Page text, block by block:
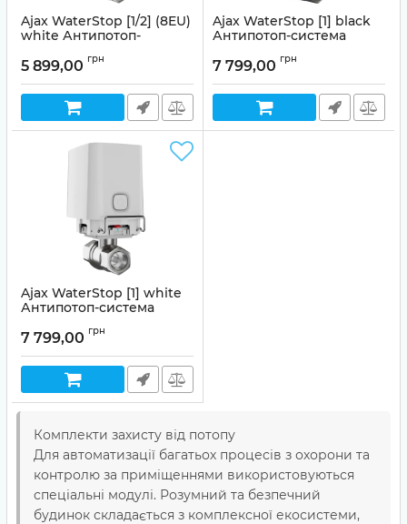
Ajax WaterStop [1/2] (8EU)
white Антипотоп-
Артикул: 99-00014502
5 899,00 грн
Ajax WaterStop [1] black
Антипотоп-система
7 799,00 грн
Ajax WaterStop [1] white
Антипотоп-система
7 799,00 грн
Комплекти захисту від потопу
Для автоматизації багатьох процесів з охорони та
контролю за приміщеннями використовуються
спеціальні модулі. Розумний та безпечний
будинок складається з комплексної екосистеми,